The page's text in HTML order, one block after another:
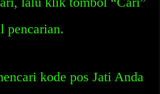
pencarian.
kode pos Jati Anda